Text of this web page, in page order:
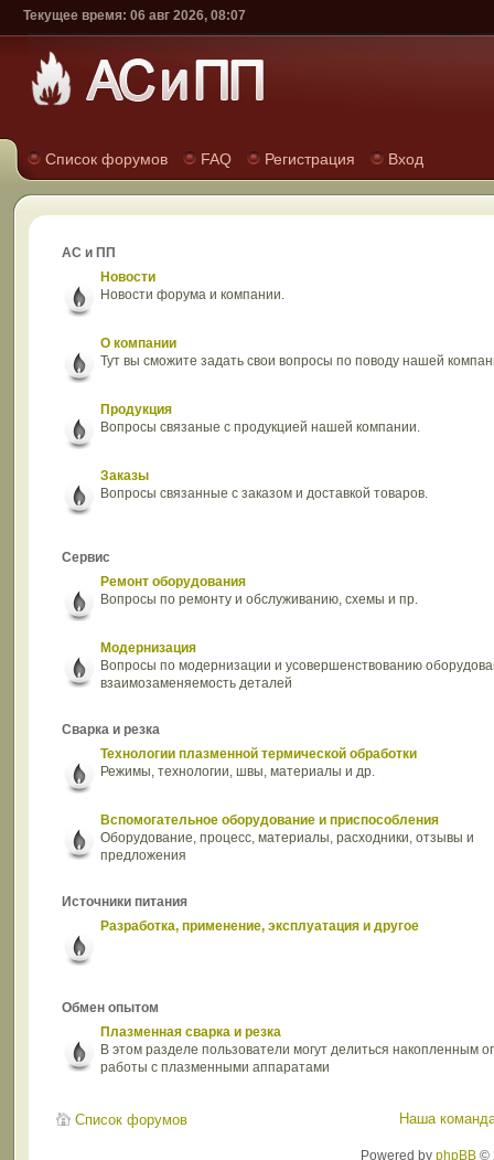
Текущее время: 06 авг 2026, 08:07
Список форумов FAQ Регистрация Вход
АС и ПП
Новости
Новости форума и компании.
О компании
Тут вы сможите задать свои вопросы по поводу нашей
Продукция
Вопросы связаные с продукцией нашей компании.
Заказы
Вопросы связанные с заказом и доставкой товаров.
Сервис
Ремонт оборудования
Вопросы по ремонту и обслуживанию, схемы и пр.
Модернизация
Вопросы по модернизации и усовершенствованию
взаимозаменяемость деталей
Сварка и резка
Технологии плазменной термической обработки
Режимы, технологии, швы, материалы и др.
Вспомогательное оборудование и приспособления
Оборудование, процесс, материалы, расходники, отзывы и
предложения
Источники питания
Разработка, применение, эксплуатация и другое
Обмен опытом
Плазменная сварка и резка
В этом разделе пользователи могут делиться накопленным
работы с плазменными аппаратами
Список форумов Наша
Powered by phpBB©